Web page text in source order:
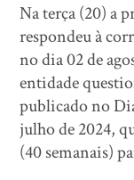
Na terça (20) a
respondeu à
no dia 02 de
entidade
publicado no
julho de 2024,
(40 semanais)